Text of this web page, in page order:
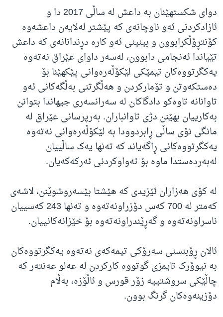
دوای شکستهێنان بە داعش لە ساڵی 2017 دا و
ئازادکردنی ئەو ناوچانەی کە پێشتر لەلایەن داعشەوە
کۆنتڕۆڵکرابوون و بینینی ئەو کارە دڕندانانەی کە داعش
تێیاندا ئەنجامی دابوون، لەسەر داوای عێراق نەتەوە
یەکگرتووەکان تیمێکی لێکۆڵەرەوانی پێکهێنا بۆ
دەستکەوتن و تۆمارکردن و هەڵگرتنی بەڵگەکانی ئەو
تاوانانە تاوەکو دادگاکان لە سەرانسەری جیهاندا بتوانن
بەکارییان بهێنن دژی تاوانباران. بەرپرسانی عێراق لە
مانگی نۆی ساڵی ڕابردوودا بە لێکۆڵەرەوانی نەتەوە
یەکگرتووەکانی ڕاگەیاند کە تەنها یەک ساڵییان
لەبەردەستدا ماوە بۆ تەواوکردنی ئەرکەکەیان.
لە کۆی هەزاران ئێزیدی کە هێشتا بێسەروشوێنن، لاشەی
کەمتر لە 700 کەس دۆزراونەتەوە و تەنها 243 کەسییان
ناسراونەتەوە و گەڕێندراونەتەوە بۆ خێزانەکانییان.
ئالان ڕۆبنسنی سەرۆکی تیمەکەی نەتەوە یەکگرتووەکان
بە نیوۆرک تایمزی گوتووە کارکردن لە عەلو عەنتەر کە
چاڵێکی سروشتییە زۆر قورس و ئاڵۆزە، بەڵام
دۆزینەوەکان گرنگ بوون.